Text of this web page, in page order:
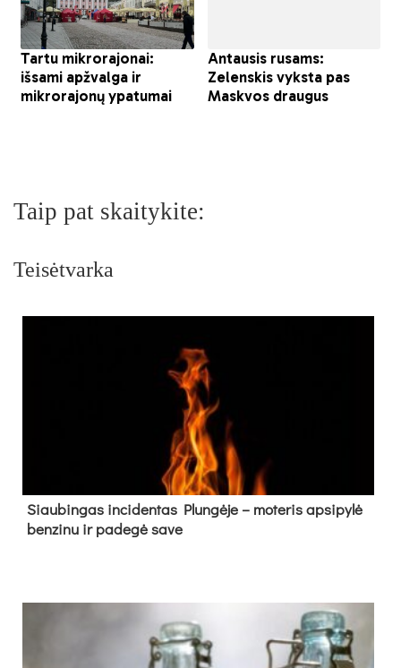
Taip pat skaitykite:
Teisėtvarka
Siau­bin­gas in­ci­den­tas Plun­gė­je – mo­te­ris ap­si­py­lė
ben­zi­nu ir pa­de­gė sa­ve